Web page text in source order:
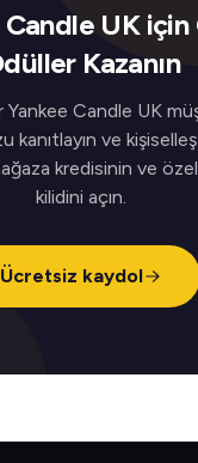
Candle UK için
Kazanın
Yankee Candle UK
kanıtlayın ve
kredisinin ve
kilidini açın.
Ücretsiz kaydol